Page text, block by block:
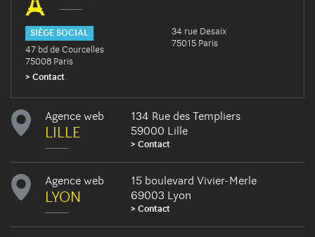
SIÈGE SOCIAL
47 bd de Courcelles
75008 Paris
34 rue Desaix
75015 Paris
Contact
Agence web
LILLE
134 Rue des Templiers
59000 Lille
Contact
Agence web
LYON
15 boulevard Vivier-Merle
69003 Lyon
Contact